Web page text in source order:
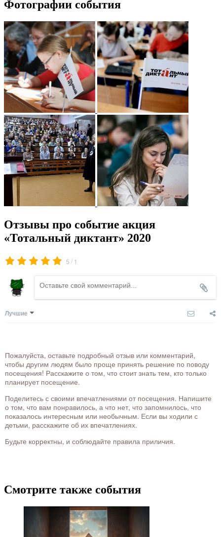
Фотографии события
Отзывы про событие акция
«Тотальный диктант» 2020
5 / 1
Лучшие
Пожалуйста, оставьте подробный отзыв или комментарий,
чтобы другим людям было проще принять решение по поводу
посещения! Расскажите о том, что стоит знать тем, кто только
планирует посещение.
Поделитесь с своими впечатлениями от посещения. Напишите
о том, что вам понравилось, а что нет, что запомнилось, что
показалось интересным или необычным. Если вы ходили с
детьми, расскажите об их впечатлениях.
Будьте корректны, и соблюдайте правила приличия.
Смотрите также события